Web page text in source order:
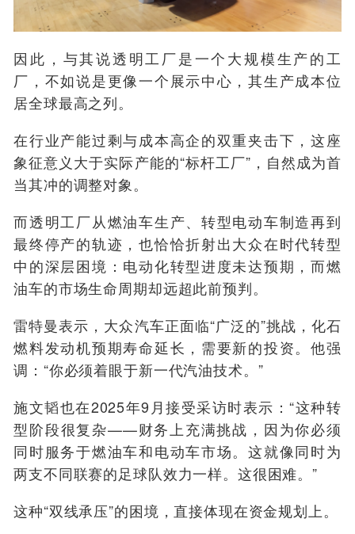
因此，与其说透明工厂是一个大规模生产的工
厂，不如说是更像一个展示中心，其生产成本位
居全球最高之列。
在行业产能过剩与成本高企的双重夹击下，这座
象征意义大于实际产能的“标杆工厂”，自然成为首
当其冲的调整对象。
而透明工厂从燃油车生产、转型电动车制造再到
最终停产的轨迹，也恰恰折射出大众在时代转型
中的深层困境：电动化转型进度未达预期，而燃
油车的市场生命周期却远超此前预判。
雷特曼表示，大众汽车正面临“广泛的”挑战，化石
燃料发动机预期寿命延长，需要新的投资。他强
调：“你必须着眼于新一代汽油技术。”
施文韬也在2025年9月接受采访时表示：“这种转
型阶段很复杂——财务上充满挑战，因为你必须
同时服务于燃油车和电动车市场。这就像同时为
两支不同联赛的足球队效力一样。这很困难。”
这种“双线承压”的困境，直接体现在资金规划上。